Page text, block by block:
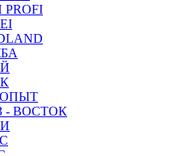
PROFI
- ВОСТОК